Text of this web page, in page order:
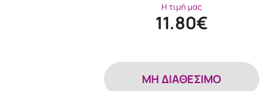
Η τιμή μας
11.80€
MH ΔΙΑΘΕΣΙΜΟ